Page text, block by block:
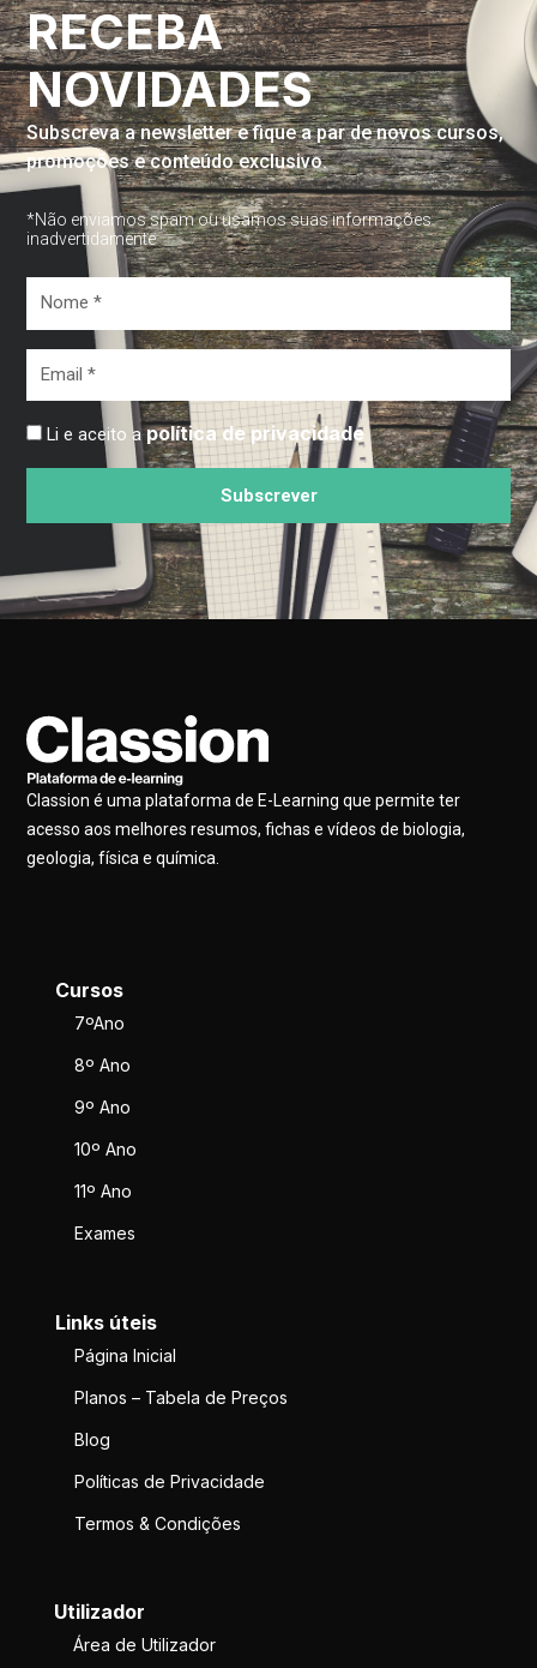
RECEBA
NOVIDADES
Subscreva a newsletter e fique a par de novos cursos,
promoções e conteúdo exclusivo.
*Não enviamos spam ou usamos suas informações
inadvertidamente
Li e aceito apolítica de privacidade
Subscrever
Classion é uma plataforma de E-Learning que permite ter
acesso aos melhores resumos, fichas e vídeos de biologia,
geologia, física e química.
Cursos
7ºAno
8º Ano
9º Ano
10º Ano
11º Ano
Exames
Links úteis
Página Inicial
Planos – Tabela de Preços
Blog
Políticas de Privacidade
Termos & Condições
Utilizador
Área de Utilizador